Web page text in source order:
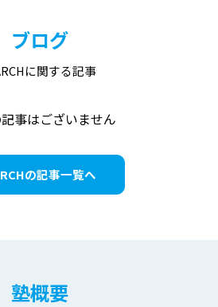
ブログ
に関する記事
事はございません
の記事一覧へ
塾概要